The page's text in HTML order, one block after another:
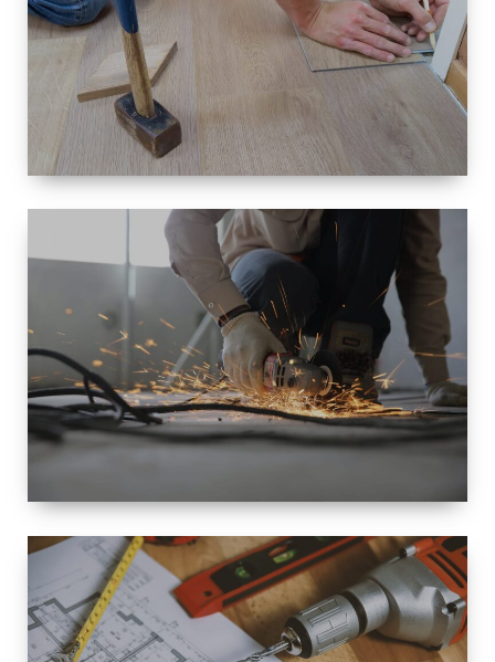
TAILLE
PETITE À
GRANDE
RÉNOVATION
ESPACE
RÉNOVATION
INTÉRIEURE ET
EXTÉRIEURE